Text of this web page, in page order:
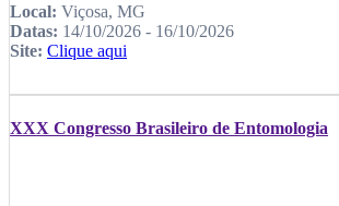
Local: Viçosa, MG
Datas: 14/10/2026 - 16/10/2026
Site: Clique aqui
XXX Congresso Brasileiro de Entomologia